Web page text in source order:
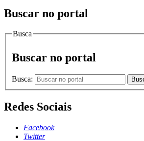
Buscar no portal
Busca
Buscar no portal
Busca:
Redes Sociais
Facebook
Twitter